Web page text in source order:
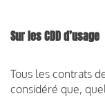
Sur les CDD d’usage
Tous les contrats
considéré que,